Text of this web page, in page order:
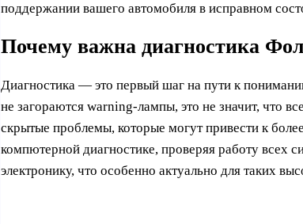
поддержании вашего автомобиля в исправном
Почему важна диагностика
Диагностика — это первый шаг на пути к
не загораются warning-лампы, это не значит, что
скрытые проблемы, которые могут привести к
компютерной диагностике, проверяя работу всех
электронику, что особенно актуально для таких